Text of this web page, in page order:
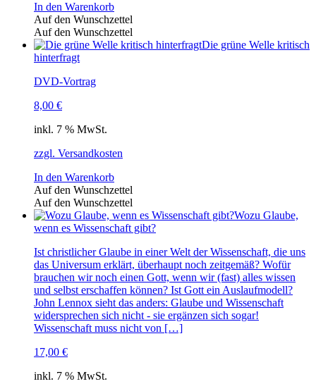
In den Warenkorb
Auf den Wunschzettel
Auf den Wunschzettel
Die grüne Welle kritisch
hinterfragt
DVD-Vortrag
8,00 €
inkl. 7 % MwSt.
zzgl. Versandkosten
In den Warenkorb
Auf den Wunschzettel
Auf den Wunschzettel
Wozu Glaube,
wenn es Wissenschaft gibt?
Ist christlicher Glaube in einer Welt der Wissenschaft, die uns
das Universum erklärt, überhaupt noch zeitgemäß? Wofür
brauchen wir noch einen Gott, wenn wir (fast) alles wissen
und selbst erschaffen können? Ist Gott ein Auslaufmodell?
John Lennox sieht das anders: Glaube und Wissenschaft
widersprechen sich nicht - sie ergänzen sich sogar!
Wissenschaft muss nicht von […]
17,00 €
inkl. 7 % MwSt.